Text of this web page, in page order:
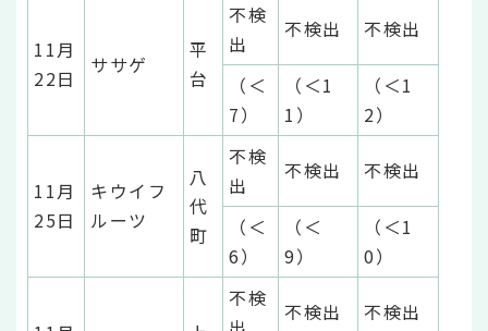
11月
22日
ササゲ
平
台
不検
出
不検出 不検出
（＜
7）
（＜1
1）
（＜1
2）
11月
25日
キウイフ
ルーツ
八
代
町
不検
出
不検出 不検出
（＜
6）
（＜
9）
（＜1
0）
不検
不検出 不検出